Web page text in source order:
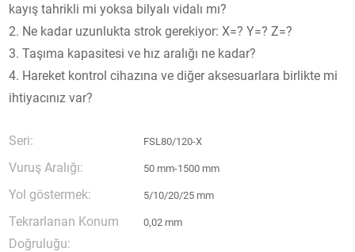
kayış tahrikli mi yoksa bilyalı vidalı mı?
2. Ne kadar uzunlukta strok gerekiyor: X=? Y=? Z=?
3. Taşıma kapasitesi ve hız aralığı ne kadar?
4. Hareket kontrol cihazına ve diğer aksesuarlara birlikte mi
ihtiyacınız var?
Seri: FSL80/120-X
Vuruş Aralığı: 50 mm-1500 mm
Yol göstermek: 5/10/20/25 mm
Tekrarlanan Konum
Doğruluğu:
0,02 mm